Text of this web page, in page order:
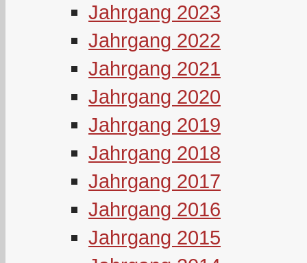
Jahrgang 2023
Jahrgang 2022
Jahrgang 2021
Jahrgang 2020
Jahrgang 2019
Jahrgang 2018
Jahrgang 2017
Jahrgang 2016
Jahrgang 2015